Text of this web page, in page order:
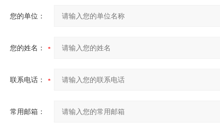
您的单位：
您的姓名：
联系电话：
常用邮箱：